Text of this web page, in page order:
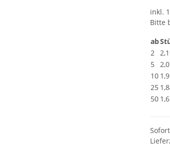
inkl.
Bitte
ab
2
5
10
25
50